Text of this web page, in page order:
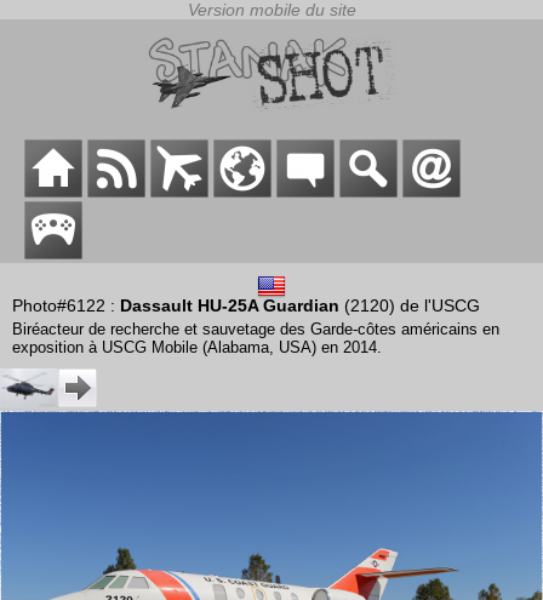
Photo#6122 : Dassault HU-25A Guardian (2120) de l'USCG
Biréacteur de recherche et sauvetage des Garde-côtes américains en
exposition à USCG Mobile (Alabama, USA) en 2014.